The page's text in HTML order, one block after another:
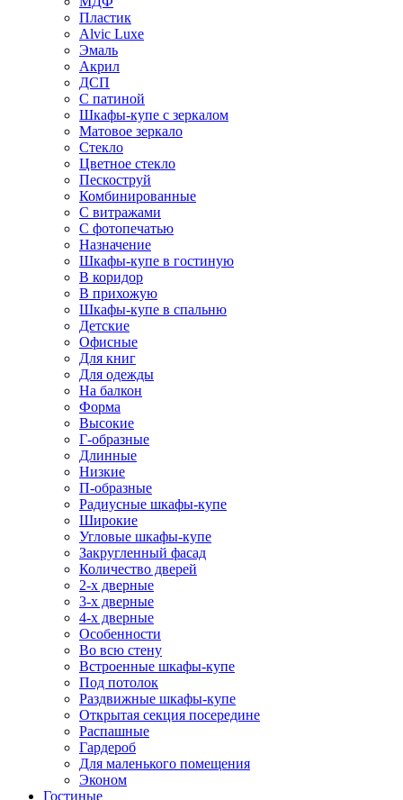
Пластик
Alvic Luxe
Эмаль
Акрил
ДСП
С патиной
Шкафы-купе с зеркалом
Матовое зеркало
Стекло
Цветное стекло
Пескоструй
Комбинированные
С витражами
С фотопечатью
Назначение
Шкафы-купе в гостиную
В коридор
В прихожую
Шкафы-купе в спальню
Детские
Офисные
Для книг
Для одежды
На балкон
Форма
Высокие
Г-образные
Длинные
Низкие
П-образные
Радиусные шкафы-купе
Широкие
Угловые шкафы-купе
Закругленный фасад
Количество дверей
2-х дверные
3-х дверные
4-х дверные
Особенности
Во всю стену
Встроенные шкафы-купе
Под потолок
Раздвижные шкафы-купе
Открытая секция посередине
Распашные
Гардероб
Для маленького помещения
Эконом
Гостиные